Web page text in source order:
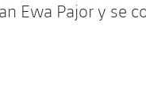
Ewa Pajor y se